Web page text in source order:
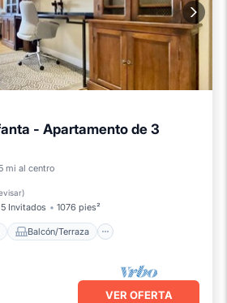
- Apartamento de 3
mi al centro
)
5 Invitados 1076 pies²
Balcón/Terraza
Aire acondicionado
VER OFERTA